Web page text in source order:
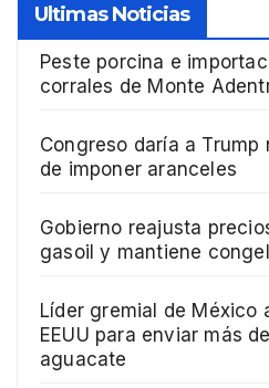
Ultimas Noticias
Peste porcina e
corrales de Monte
Congreso daría a
de imponer aranceles
Gobierno reajusta
gasoil y mantiene
Líder gremial de México
EEUU para enviar más
aguacate